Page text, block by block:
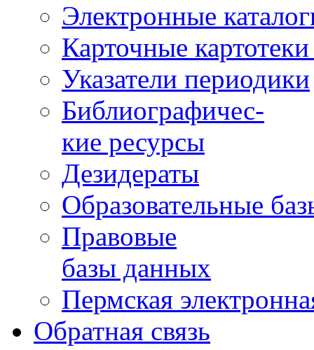
Электронные
Карточные
Указатели периодики
Библиографичес-
кие ресурсы
Дезидераты
Образовательные
Правовые
базы данных
Пермская
Обратная связь